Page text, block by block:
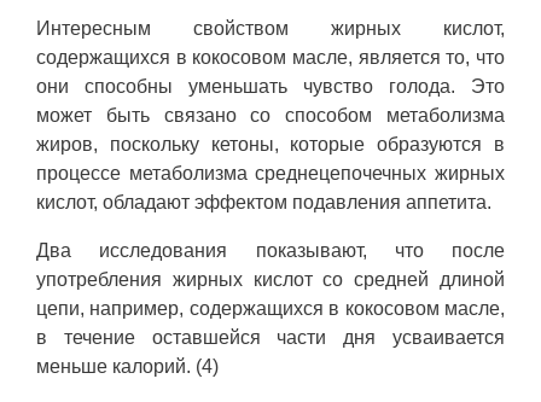
Интересным свойством жирных кислот,
содержащихся в кокосовом масле, является то, что
они способны уменьшать чувство голода. Это
может быть связано со способом метаболизма
жиров, поскольку кетоны, которые образуются в
процессе метаболизма среднецепочечных жирных
кислот, обладают эффектом подавления аппетита.
Два исследования показывают, что после
употребления жирных кислот со средней длиной
цепи, например, содержащихся в кокосовом масле,
в течение оставшейся части дня усваивается
меньше калорий. (4)